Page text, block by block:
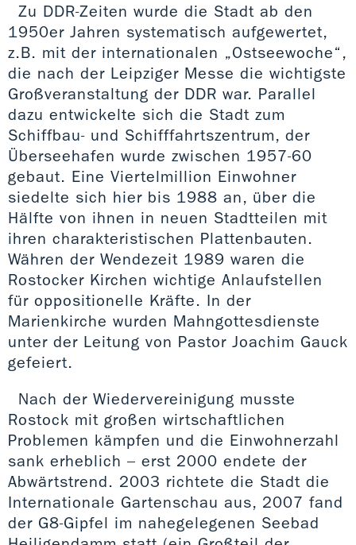
Zu DDR-Zeiten wurde die Stadt ab den
1950er Jahren systematisch aufgewertet,
z.B. mit der internationalen „Ostseewoche“,
die nach der Leipziger Messe die wichtigste
Großveranstaltung der DDR war. Parallel
dazu entwickelte sich die Stadt zum
Schiffbau- und Schifffahrtszentrum, der
Überseehafen wurde zwischen 1957-60
gebaut. Eine Viertelmillion Einwohner
siedelte sich hier bis 1988 an, über die
Hälfte von ihnen in neuen Stadtteilen mit
ihren charakteristischen Plattenbauten.
Währen der Wendezeit 1989 waren die
Rostocker Kirchen wichtige Anlaufstellen
für oppositionelle Kräfte. In der
Marienkirche wurden Mahngottesdienste
unter der Leitung von Pastor Joachim Gauck
gefeiert.
Nach der Wiedervereinigung musste
Rostock mit großen wirtschaftlichen
Problemen kämpfen und die Einwohnerzahl
sank erheblich – erst 2000 endete der
Abwärtstrend. 2003 richtete die Stadt die
Internationale Gartenschau aus, 2007 fand
der G8-Gipfel im nahegelegenen Seebad